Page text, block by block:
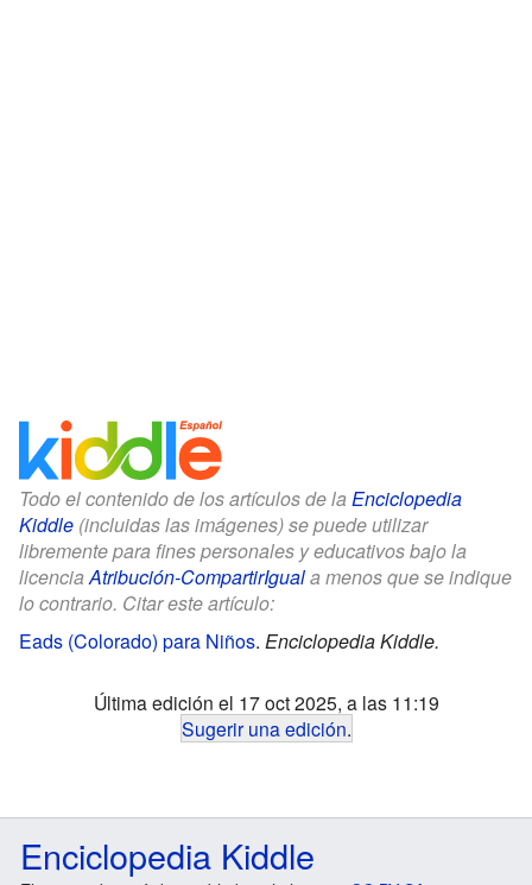
Todo el contenido de los artículos de la Enciclopedia
Kiddle (incluidas las imágenes) se puede utilizar
libremente para fines personales y educativos bajo la
licenciaAtribución-CompartirIguala menos que se indique
lo contrario. Citar este artículo:
Eads (Colorado) para Niños. Enciclopedia Kiddle.
Última edición el 17 oct 2025, a las 11:19
Sugerir una edición.
Enciclopedia Kiddle